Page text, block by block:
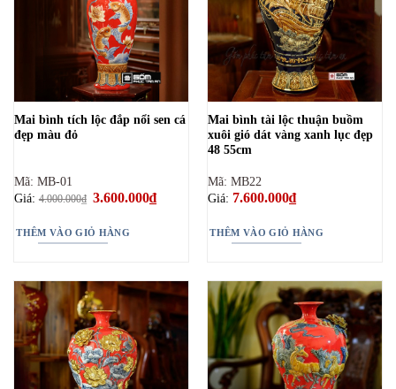
Mai bình tích lộc đắp nổi sen cá
đẹp màu đỏ
Mã: MB-01
Giá:4.000.000₫ Giá
4.000.000₫.
3.600.000₫Giá
hiện
THÊM VÀO GIỎ HÀNG
Mai bình tài lộc thuận buồm
xuôi gió dát vàng xanh lục đẹp
48 55cm
Mã: MB22
Giá: 7.600.000₫
THÊM VÀO GIỎ HÀNG